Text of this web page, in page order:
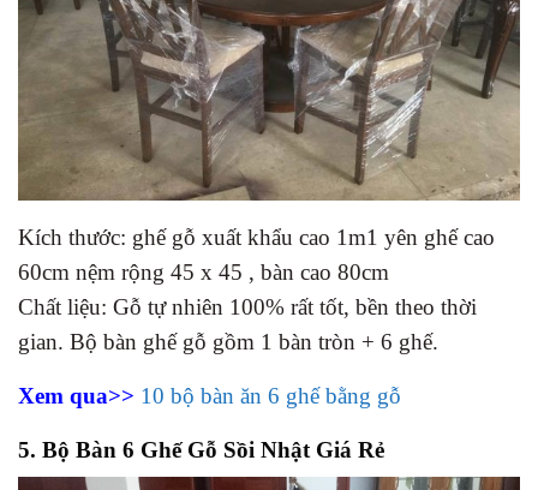
Kích thước: ghế gỗ xuất khẩu cao 1m1 yên ghế cao
60cm nệm rộng 45 x 45 , bàn cao 80cm
Chất liệu: Gỗ tự nhiên 100% rất tốt, bền theo thời
gian. Bộ bàn ghế gỗ gồm 1 bàn tròn + 6 ghế.
Xem qua>> 10 bộ bàn ăn 6 ghế bằng gỗ
5. Bộ Bàn 6 Ghế Gỗ Sồi Nhật Giá Rẻ